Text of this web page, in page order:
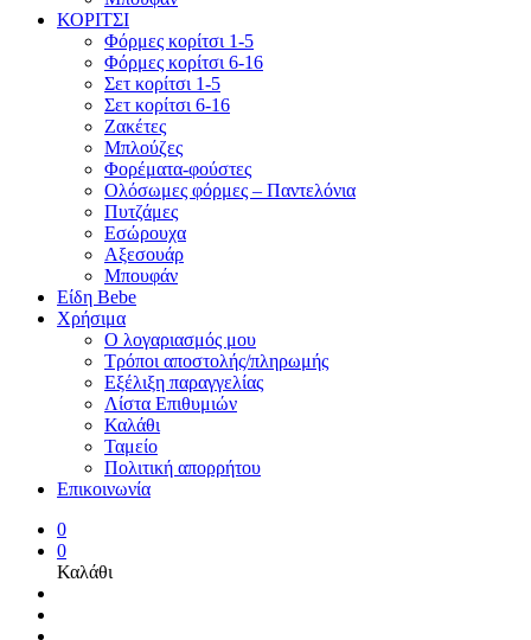
ΚΟΡΙΤΣΙ
Φόρμες κορίτσι 1-5
Φόρμες κορίτσι 6-16
Σετ κορίτσι 1-5
Σετ κορίτσι 6-16
Ζακέτες
Μπλούζες
Φορέματα-φούστες
Ολόσωμες φόρμες – Παντελόνια
Πυτζάμες
Εσώρουχα
Αξεσουάρ
Μπουφάν
Είδη Bebe
Χρήσιμα
Ο λογαριασμός μου
Τρόποι αποστολής/πληρωμής
Εξέλιξη παραγγελίας
Λίστα Επιθυμιών
Καλάθι
Ταμείο
Πολιτική απορρήτου
Επικοινωνία
0
0
Καλάθι